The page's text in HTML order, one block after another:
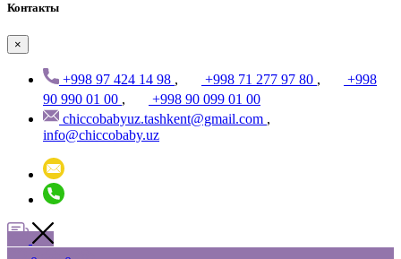
Контакты
×
+998 97 424 14 98 , +998 71 277 97 80 ,
+998
90 990 01 00 ,
+998 90 099 01 00
chiccobabyuz.tashkent@gmail.com ,
info@chiccobaby.uz